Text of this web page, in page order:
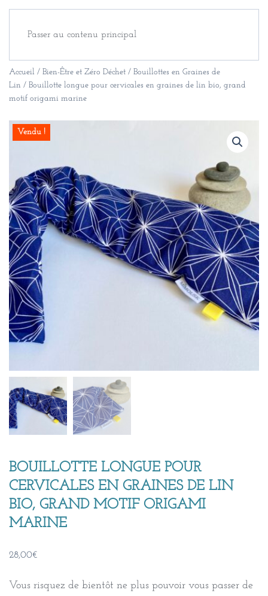
Passer au contenu principal
Accueil / Bien-Être et Zéro Déchet / Bouillottes en Graines de
Lin / Bouillotte longue pour cervicales en graines de lin bio, grand
motif origami marine
Vendu !
BOUILLOTTE LONGUE POUR
CERVICALES EN GRAINES DE LIN
BIO, GRAND MOTIF ORIGAMI
MARINE
28,00€
Vous risquez de bientôt ne plus pouvoir vous passer de